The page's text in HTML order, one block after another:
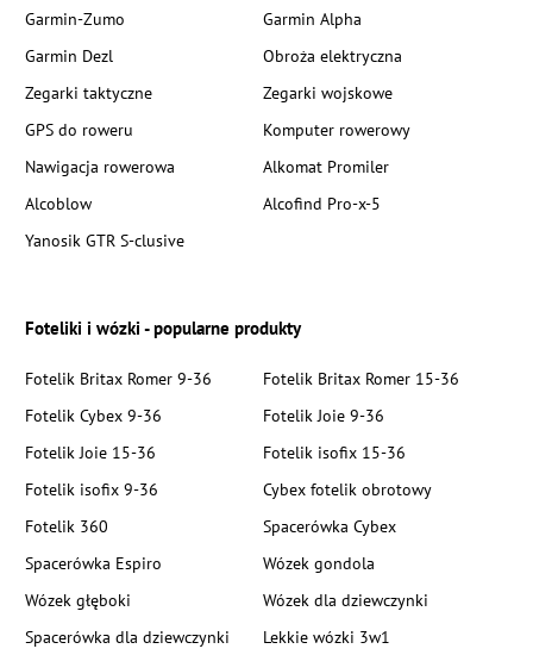
Garmin-Zumo
Garmin Alpha
Garmin Dezl
Obroża elektryczna
Zegarki taktyczne
Zegarki wojskowe
GPS do roweru
Komputer rowerowy
Nawigacja rowerowa
Alkomat Promiler
Alcoblow
Alcofind Pro-x-5
Yanosik GTR S-clusive
Foteliki i wózki - popularne produkty
Fotelik Britax Romer 9-36
Fotelik Britax Romer 15-36
Fotelik Cybex 9-36
Fotelik Joie 9-36
Fotelik Joie 15-36
Fotelik isofix 15-36
Fotelik isofix 9-36
Cybex fotelik obrotowy
Fotelik 360
Spacerówka Cybex
Spacerówka Espiro
Wózek gondola
Wózek głęboki
Wózek dla dziewczynki
Spacerówka dla dziewczynki
Lekkie wózki 3w1